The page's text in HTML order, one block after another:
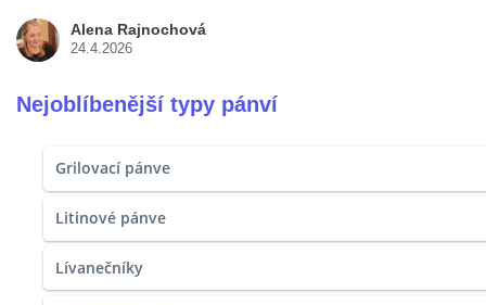
Alena Rajnochová
24.4.2026
Nejoblíbenější typy pánví
Grilovací pánve
Litinové pánve
Lívanečníky